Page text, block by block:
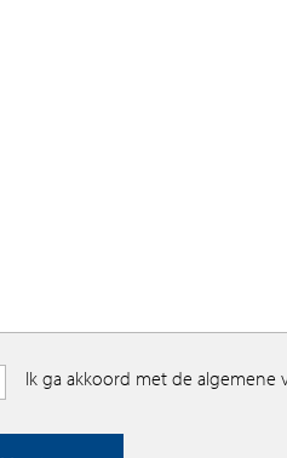
Ik ga akkoord met de algemene